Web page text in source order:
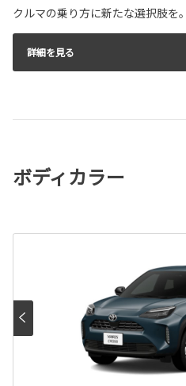
クルマの乗り方に新たな選択肢を。
詳細を見る
ボディカラー